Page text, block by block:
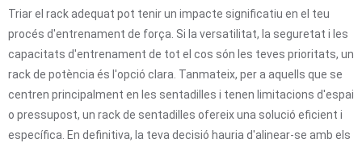
Triar el rack adequat pot tenir un impacte significatiu en el teu
procés d'entrenament de força. Si la versatilitat, la seguretat i les
capacitats d'entrenament de tot el cos són les teves prioritats, un
rack de potència és l'opció clara. Tanmateix, per a aquells que se
centren principalment en les sentadilles i tenen limitacions d'espai
o pressupost, un rack de sentadilles ofereix una solució eficient i
específica. En definitiva, la teva decisió hauria d'alinear-se amb els